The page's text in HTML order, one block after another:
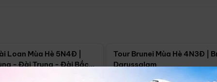
Loan Mùa Hè 5N4Đ |
- Đài Trung - Đài Bắc
Tour Brunei Mùa Hè 4N3Đ |
Darussalam
Hồ Chí Minh 4N3Đ